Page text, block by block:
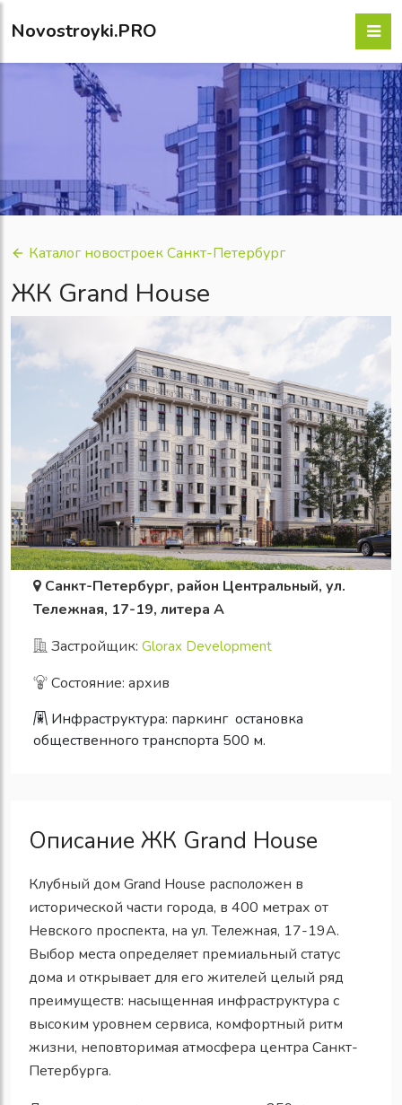
Novostroyki.PRO
Каталог новостроек Санкт-Петербург
ЖК Grand House
Санкт-Петербург, район Центральный, ул.
Тележная, 17-19, литера А
Застройщик: Glorax Development
Состояние: архив
Инфраструктура: паркинг остановка
общественного транспорта 500 м.
Описание ЖК Grand House
Клубный дом Grand House расположен в
исторической части города, в 400 метрах от
Невского проспекта, на ул. Тележная, 17-19А.
Выбор места определяет премиальный статус
дома и открывает для его жителей целый ряд
преимуществ: насыщенная инфраструктура с
высоким уровнем сервиса, комфортный ритм
жизни, неповторимая атмосфера центра Санкт-
Петербурга.